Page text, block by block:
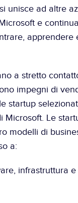
unisce ad altre
e
apprendere
a stretto
impegni di
startup
Microsoft. Le
modelli di
a:
infrastruttura